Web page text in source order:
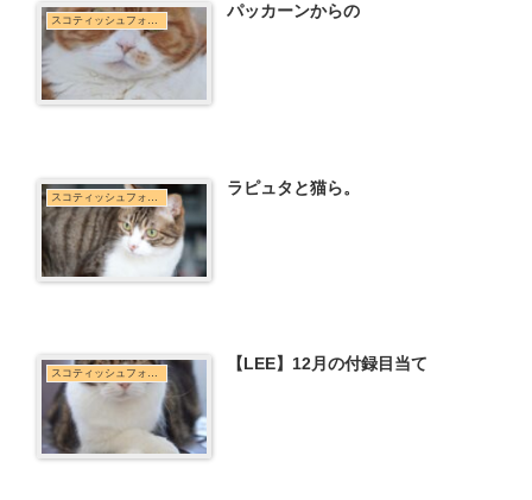
スコティッシュフォールド パッカーンからの
ラピュタと猫ら。
スコティッシュフォールド 【LEE】12月の付録目当て